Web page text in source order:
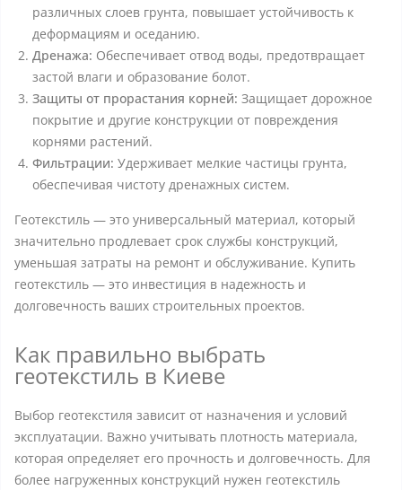
различных слоев грунта, повышает устойчивость к
деформациям и оседанию.
Дренажа: Обеспечивает отвод воды, предотвращает
застой влаги и образование болот.
Защиты от прорастания корней: Защищает дорожное
покрытие и другие конструкции от повреждения
корнями растений.
Фильтрации: Удерживает мелкие частицы грунта,
обеспечивая чистоту дренажных систем.
Геотекстиль — это универсальный материал, который
значительно продлевает срок службы конструкций,
уменьшая затраты на ремонт и обслуживание. Купить
геотекстиль — это инвестиция в надежность и
долговечность ваших строительных проектов.
Как правильно выбрать
геотекстиль в Киеве
Выбор геотекстиля зависит от назначения и условий
эксплуатации. Важно учитывать плотность материала,
которая определяет его прочность и долговечность. Для
более нагруженных конструкций нужен геотекстиль